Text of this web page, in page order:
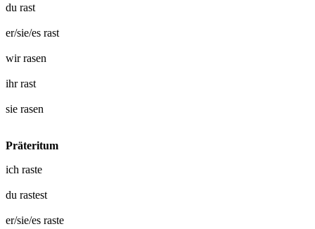
du rast
er/sie/es rast
wirrasen
ihrrast
sie rasen
Präteritum
ich raste
du rastest
er/sie/es raste